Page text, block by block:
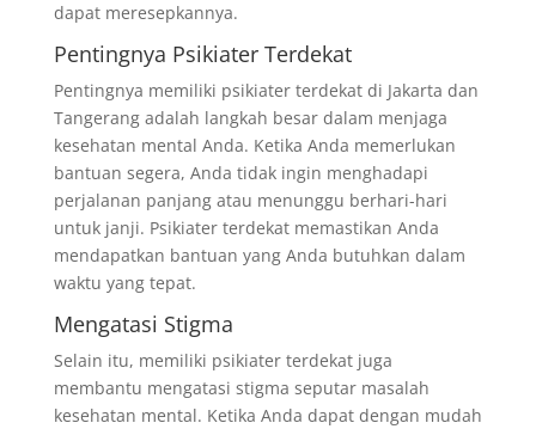
dapat meresepkannya.
Pentingnya Psikiater Terdekat
Pentingnya memiliki psikiater terdekat di Jakarta dan
Tangerang adalah langkah besar dalam menjaga
kesehatan mental Anda. Ketika Anda memerlukan
bantuan segera, Anda tidak ingin menghadapi
perjalanan panjang atau menunggu berhari-hari
untuk janji. Psikiater terdekat memastikan Anda
mendapatkan bantuan yang Anda butuhkan dalam
waktu yang tepat.
Mengatasi Stigma
Selain itu, memiliki psikiater terdekat juga
membantu mengatasi stigma seputar masalah
kesehatan mental. Ketika Anda dapat dengan mudah